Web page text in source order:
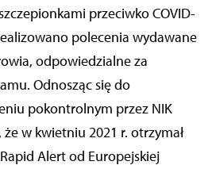
przeciwko COVID-
polecenia wydawane
odpowiedzialne za
Odnosząc się do
pokontrolnym przez NIK
w kwietniu 2021 r. otrzymał
Alert od Europejskiej